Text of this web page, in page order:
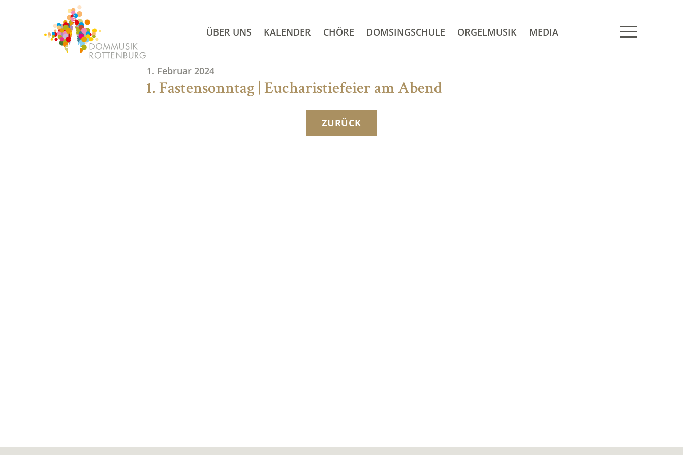
ÜBER UNS KALENDER CHÖRE DOMSINGSCHULE ORGELMUSIK MEDIA
1. Februar 2024
1. Fastensonntag | Eucharistiefeier am Abend
ZURÜCK